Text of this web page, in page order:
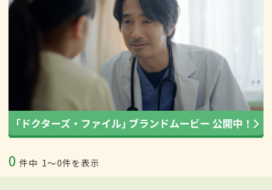
0 件中 1〜0件を表示